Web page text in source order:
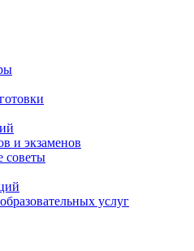
и экзаменов
советы
услуг